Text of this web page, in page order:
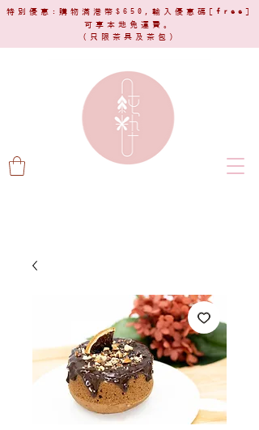
特別優惠:購物滿港幣$650,輸入優惠碼[ free ]
可享本地免運費。
(只限茶具及茶包)​